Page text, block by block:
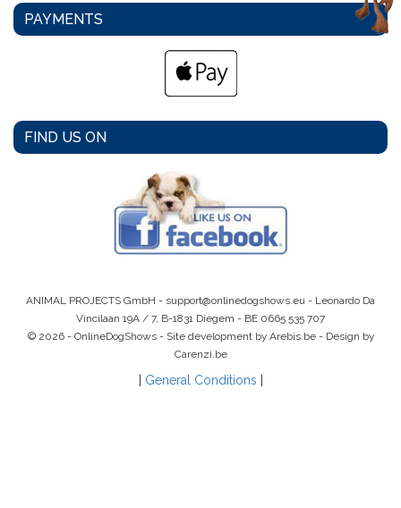
PAYMENTS
FIND US ON
ANIMAL PROJECTS GmbH - support@onlinedogshows.eu - Leonardo Da
Vincilaan 19A / 7, B-1831 Diegem - BE 0665 535 707
© 2026 - OnlineDogShows - Site development by Arebis.be - Design by
Carenzi.be
General Conditions